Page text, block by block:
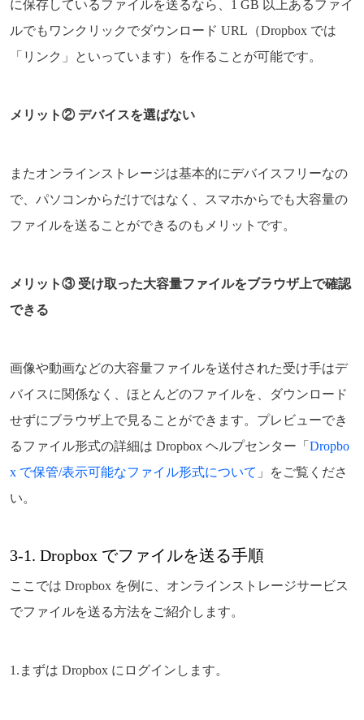
に保存しているファイルを送るなら、1 GB 以上あるファイ
ルでもワンクリックでダウンロード URL（Dropbox では
「リンク」といっています）を作ることが可能です。
メリット② デバイスを選ばない
またオンラインストレージは基本的にデバイスフリーなの
で、パソコンからだけではなく、スマホからでも大容量の
ファイルを送ることができるのもメリットです。
メリット③ 受け取った大容量ファイルをブラウザ上で確認
できる
画像や動画などの大容量ファイルを送付された受け手はデ
バイスに関係なく、ほとんどのファイルを、ダウンロード
せずにブラウザ上で見ることができます。プレビューでき
るファイル形式の詳細は Dropbox ヘルプセンター「 Dropbo
x で保管/表示可能なファイル形式について 」をご覧くださ
い。
3-1. Dropbox でファイルを送る手順
ここでは Dropbox を例に、オンラインストレージサービス
でファイルを送る方法をご紹介します。
1.まずは Dropbox にログインします。